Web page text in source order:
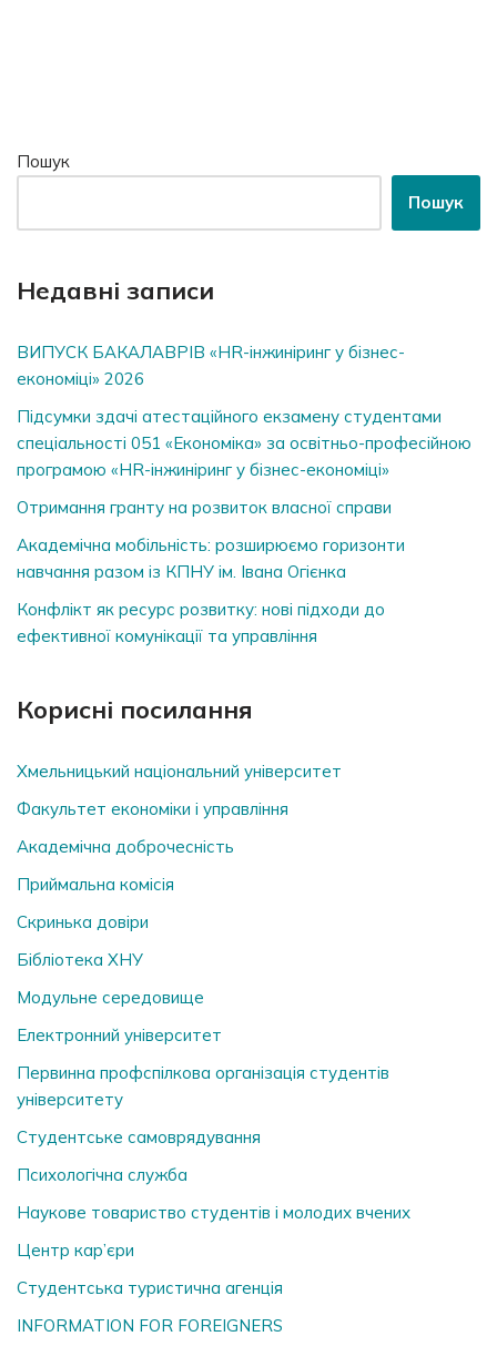
Пошук
Пошук
Недавні записи
ВИПУСК БАКАЛАВРІВ «HR-інжиніринг у бізнес-
економіці» 2026
Підсумки здачі атестаційного екзамену студентами
спеціальності 051 «Економіка» за освітньо-професійною
програмою «HR-інжиніринг у бізнес-економіці»
Отримання гранту на розвиток власної справи
Академічна мобільність: розширюємо горизонти
навчання разом із КПНУ ім. Івана Огієнка
Конфлікт як ресурс розвитку: нові підходи до
ефективної комунікації та управління
Корисні посилання
Хмельницький національний університет
Факультет економіки і управління
Академічна доброчесність
Приймальна комісія
Скринька довiри
Бібліотека ХНУ
Модульне середовище
Електронний університет
Первинна профспілкова організація студентів
університету
Студентське самоврядування
Психологічна служба
Наукове товариство студентів і молодих вчених
Центр кар’єри
Студентська туристична агенція
INFORMATION FOR FOREIGNERS